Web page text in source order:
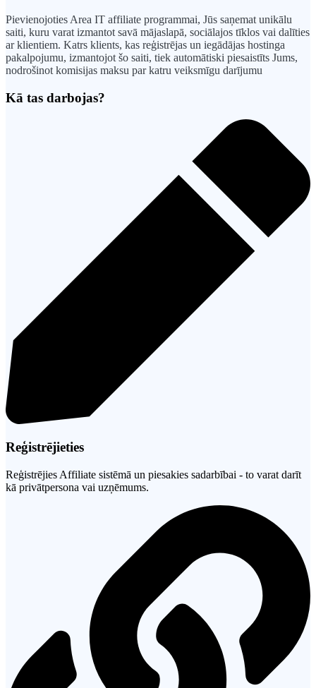
Pievienojoties Area IT affiliate programmai, Jūs saņemat unikālu
saiti, kuru varat izmantot savā mājaslapā, sociālajos tīklos vai dalīties
ar klientiem. Katrs klients, kas reģistrējas un iegādājas hostinga
pakalpojumu, izmantojot šo saiti, tiek automātiski piesaistīts Jums,
nodrošinot komisijas maksu par katru veiksmīgu darījumu
Kā tas darbojas?
Reģistrējieties
Reģistrējies Affiliate sistēmā un piesakies sadarbībai - to varat darīt
kā privātpersona vai uzņēmums.